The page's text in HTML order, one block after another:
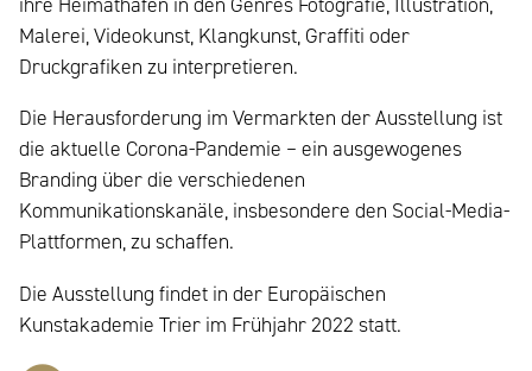
Malerei, Videokunst, Klangkunst, Graffiti oder
Druckgrafiken zu interpretieren.
Die Herausforderung im Vermarkten der Ausstellung ist
die aktuelle Corona-Pandemie – ein ausgewogenes
Branding über die verschiedenen
Kommunikationskanäle, insbesondere den Social-Media-
Plattformen, zu schaffen.
Die Ausstellung findet in der Europäischen
Kunstakademie Trier im Frühjahr 2022 statt.